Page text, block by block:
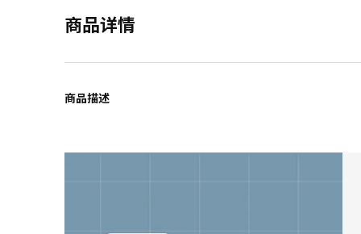
商品详情
商品描述